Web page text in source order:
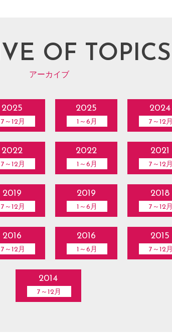
OF TOPICS
アーカイブ
2025
7～12月
2025
1～6月
2024
7～12月
2022
7～12月
2022
1～6月
2021
7～12月
2019
7～12月
2019
1～6月
2018
7～12月
2016
7～12月
2016
1～6月
2015
7～12月
2014
7～12月